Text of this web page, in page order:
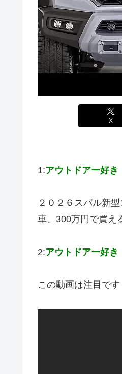
X
1:アウトドアー好き
２０２６スバル新
車、300万円で買え
2:アウトドアー好き
この動画は注目です